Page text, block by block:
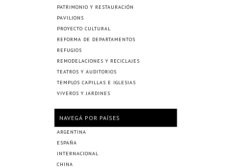
PATRIMONIO Y RESTAURACIÓN
PAVILIONS
PROYECTO CULTURAL
REFORMA DE DEPARTAMENTOS
REFUGIOS
REMODELACIONES Y RECICLAJES
TEATROS Y AUDITORIOS
TEMPLOS CAPILLAS E IGLESIAS
VIVEROS Y JARDINES
NAVEGÁ POR PAÍSES
ARGENTINA
ESPAÑA
INTERNACIONAL
CHINA